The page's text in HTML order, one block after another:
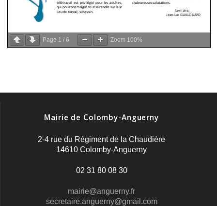
Page 1 / 6 Zoom 100%
Mairie de Colomby-Anguerny
2-4 rue du Régiment de la Chaudière
14610 Colomby-Anguerny
02 31 80 08 30
mairie@anguerny.fr
secretaire.anguerny@gmail.com